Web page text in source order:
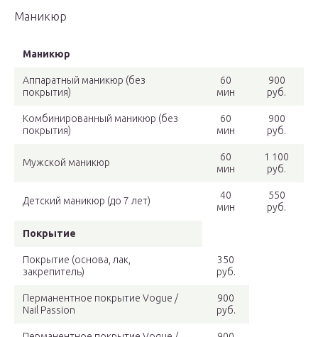
Маникюр
Маникюр
Аппаратный маникюр (без
покрытия)
60
мин
900
руб.
Комбинированный маникюр (без
покрытия)
60
мин
900
руб.
Мужской маникюр
60
мин
1 100
руб.
Детский маникюр (до 7 лет)
40
мин
550
руб.
Покрытие
Покрытие (основа, лак,
закрепитель)
350
руб.
Перманентное покрытие Vogue /
Nail Passion
900
руб.